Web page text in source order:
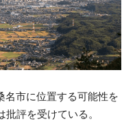
名市に位置する可能性を
評を受けている。